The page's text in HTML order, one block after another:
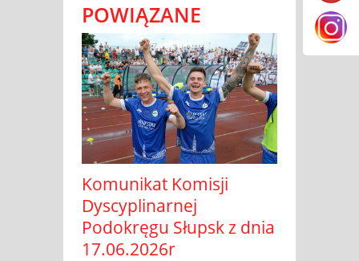
POWIĄZANE
Komunikat Komisji
Dyscyplinarnej
Podokręgu Słupsk z dnia
17.06.2026r